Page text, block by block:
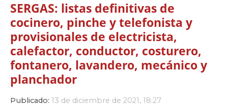
SERGAS: listas definitivas de
cocinero, pinche y telefonista y
provisionales de electricista,
calefactor, conductor, costurero,
fontanero, lavandero, mecánico y
planchador
Publicado: 13 de diciembre de 2021, 18:27